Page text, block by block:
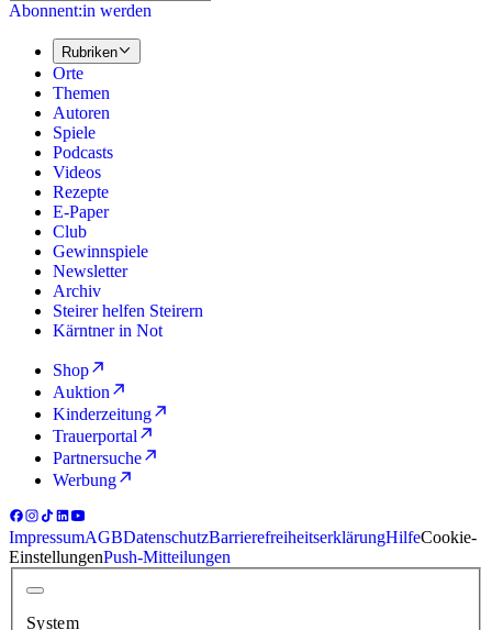
Abonnent:in werden
Rubriken
Orte
Themen
Autoren
Spiele
Podcasts
Videos
Rezepte
E-Paper
Club
Gewinnspiele
Newsletter
Archiv
Steirer helfen Steirern
Kärntner in Not
Shop
Auktion
Kinderzeitung
Trauerportal
Partnersuche
Werbung
ImpressumAGBDatenschutzBarrierefreiheitserklärungHilfeCookie-
EinstellungenPush-Mitteilungen
System